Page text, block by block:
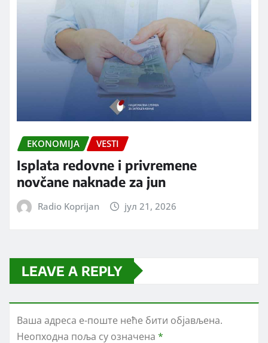
EKONOMIJA VESTI
Isplata redovne i privremene
novčane naknade za jun
Radio Koprijan јул 21, 2026
LEAVE A REPLY
Ваша адреса е-поште неће бити објављена.
Неопходна поља су означена *